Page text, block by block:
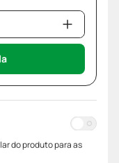
do produto para as